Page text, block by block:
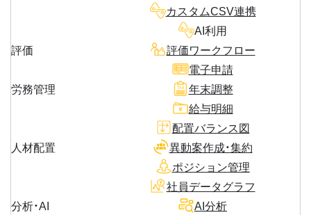
カスタムCSV連携
AI利用
評価
評価ワークフロー
労務管理
電子申請
年末調整
給与明細
人材配置
配置バランス図
異動案作成・集約
ポジション管理
分析・AI
社員データグラフ
AI分析